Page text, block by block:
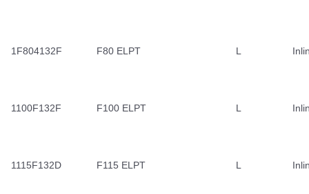
1F804132F F80 ELPT L
1100F132F F100 ELPT L
1115F132D F115 ELPT L